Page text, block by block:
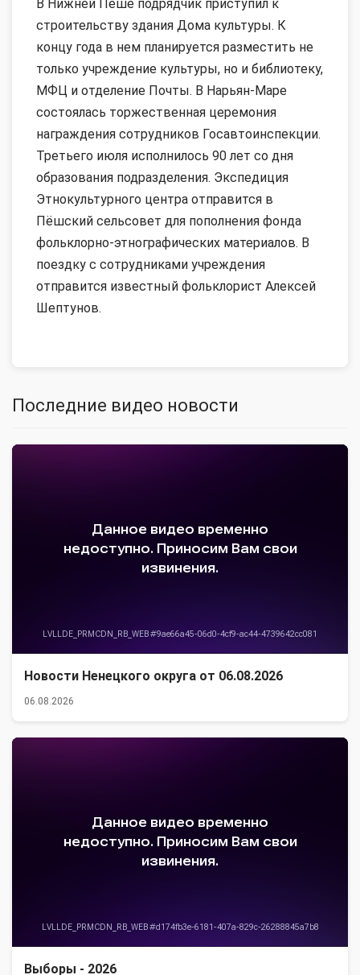
В Нижней Пёше подрядчик приступил к
строительству здания Дома культуры. К
концу года в нем планируется разместить не
только учреждение культуры, но и библиотеку,
МФЦ и отделение Почты. В Нарьян-Маре
состоялась торжественная церемония
награждения сотрудников Госавтоинспекции.
Третьего июля исполнилось 90 лет со дня
образования подразделения. Экспедиция
Этнокультурного центра отправится в
Пёшский сельсовет для пополнения фонда
фольклорно-этнографических материалов. В
поездку с сотрудниками учреждения
отправится известный фольклорист Алексей
Шептунов.
Последние видео новости
Новости Ненецкого округа от 06.08.2026
06.08.2026
Выборы - 2026